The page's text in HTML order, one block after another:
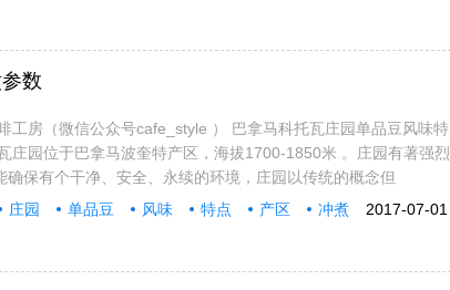
数
工房（微信公众号cafe_style ） 巴拿马科托瓦庄园单品豆风味特
庄园位于巴拿马波奎特产区，海拔1700-1850米 。庄园有著强烈
确保有个干净、安全、永续的环境，庄园以传统的概念但
2017-07-01
庄园 单品豆 风味 特点 产区
冲煮